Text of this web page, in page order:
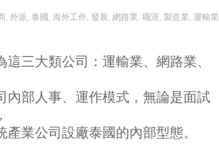
, 外派, 泰國 , 海外工作, 發展, 網路業, 職涯, 製造業, 運輸業
三大類公司：運輸業、網路業、
內部人事、運作模式，無論是面試
業公司設廠泰國的內部型態。